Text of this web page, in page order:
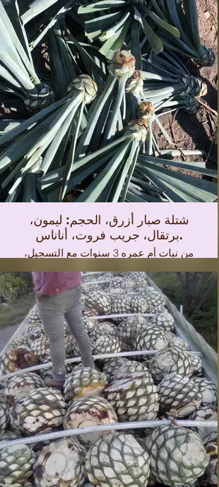
ولتحديد منشأ ميزكال في ولايات سان
لويس بوتوسي وأواكساكا ودورانجو
وغواناخواتو وميتشواكان وبويبلا وغيريرو.
شتلة صبار أزرق، الحجم: ليمون،
برتقال، جريب فروت، أناناس.
من نبات أم عمره 3 سنوات مع التسجيل،
لكل منهما